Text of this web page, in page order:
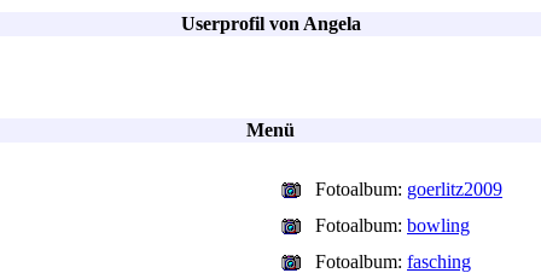
Userprofil von Angela
Menü
Fotoalbum: goerlitz2009
Fotoalbum: bowling
Fotoalbum: fasching